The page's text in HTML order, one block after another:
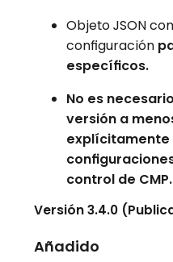
Objeto JSON
configuración
específicos.
No es
versión a
explícitamente
control de CMP.
Versión 3.4.0
Añadido